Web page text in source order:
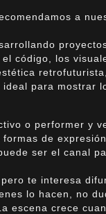
a
código, los
ideal para mostrar
o performer y
de
ser el canal
te interesa
lo hacen, no
escena crece